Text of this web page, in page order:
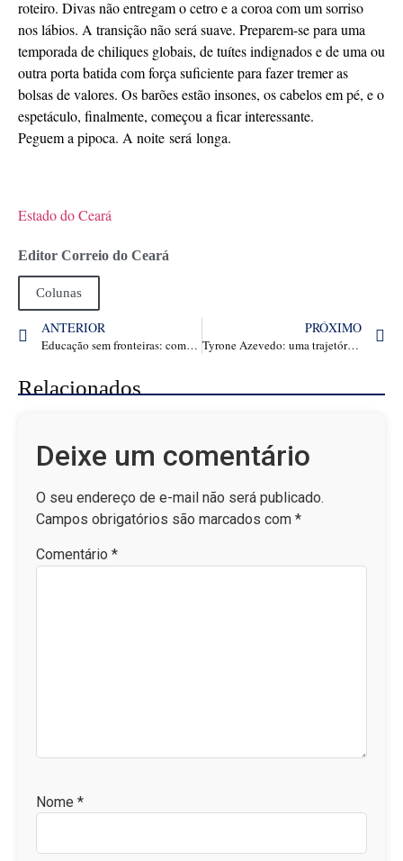
roteiro. Divas não entregam o cetro e a coroa com um sorriso
nos lábios. A transição não será suave. Preparem-se para uma
temporada de chiliques globais, de tuítes indignados e de uma ou
outra porta batida com força suficiente para fazer tremer as
bolsas de valores. Os barões estão insones, os cabelos em pé, e o
espetáculo, finalmente, começou a ficar interessante.
Peguem a pipoca. A noite será longa.
Estado do Ceará
Editor Correio do Ceará
Colunas
ANTERIOR
Educação sem fronteiras: como a ENBER University conecta o ensino superior ao cenário global
PRÓXIMO
Tyrone Azevedo: uma trajetória marcada por autenticidade e propósito
Relacionados
Deixe um comentário
O seu endereço de e-mail não será publicado.
Campos obrigatórios são marcados com *
Comentário *
Nome *